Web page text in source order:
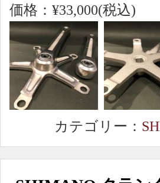
価格：¥33,000(税込)
カテゴリー：